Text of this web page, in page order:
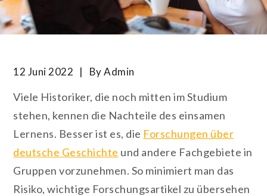
12 Juni 2022 ByAdmin
Viele Historiker, die noch mitten im Studium
stehen, kennen die Nachteile des einsamen
Lernens. Besser ist es, die Forschungen über
deutsche Geschichte und andere Fachgebiete in
Gruppen vorzunehmen. So minimiert man das
Risiko, wichtige Forschungsartikel zu übersehen